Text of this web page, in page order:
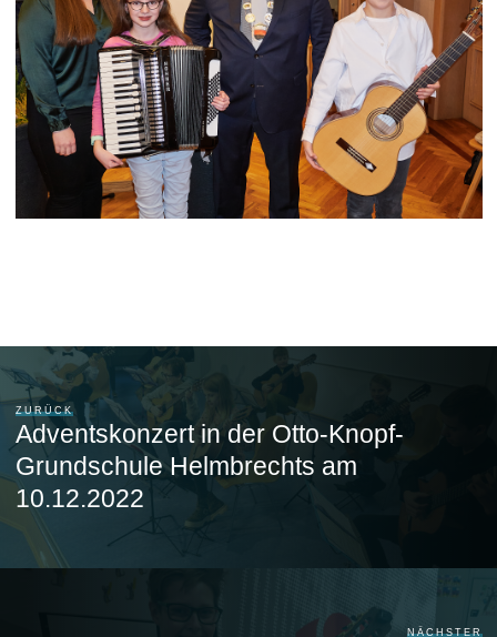
ZURÜCK
Adventskonzert in der Otto-Knopf-
Grundschule Helmbrechts am
10.12.2022
NÄCHSTER